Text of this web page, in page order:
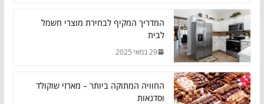
המדריך המקיף לבחירת מוצרי חשמל
לבית
29 במאי 2025
החוויה המתוקה ביותר – מארזי שוקולד
וסדנאות